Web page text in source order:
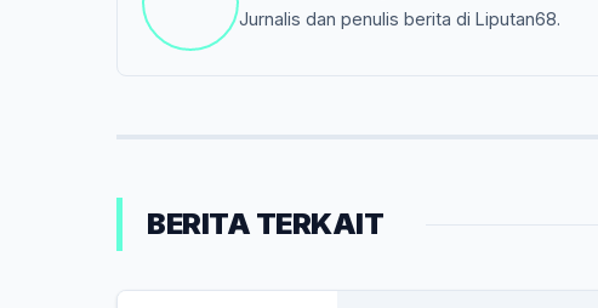
Jurnalis dan penulis berita di Liputan68.
BERITA TERKAIT